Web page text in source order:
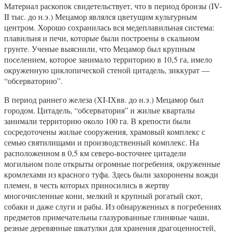
Материал раскопок свидетельствует, что в период бронзы (IV-
II тыс. до н.э.) Мецамор являлся цветущим культурным
центром. Хорошо сохранилась вся медеплавильная система:
плавильня и печи, которые были построены в скальном
грунте. Ученые выяснили, что Мецамор был крупным
поселением, которое занимало территорию в 10,5 га, имело
окруженную циклопической стеной цитадель, зиккурат —
“обсерваторию”.
В период раннего железа (ХI-IХвв. до н.э.) Мецамор был
городом. Цитадель, “обсерватория” и жилые кварталы
занимали территорию около 100 га. В крепости были
сосредоточены жилые сооружения, храмовый комплекс с
семью святилищами и производственный комплекс. На
расположенном в 0,5 км северо-восточнее цитадели
могильном поле открыты огромные погребения, окруженные
кромлехами из красного туфа. Здесь были захоронены вожди
племен, в честь которых приносились в жертву
многочисленные кони, мелкий и крупный рогатый скот,
собаки и даже слуги и рабы. Из обнаруженных в погребениях
предметов примечательны глазурованные глиняные чаши,
резные деревянные шкатулки для хранения драгоценностей,